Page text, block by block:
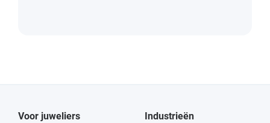
Voor juweliers Industrieën